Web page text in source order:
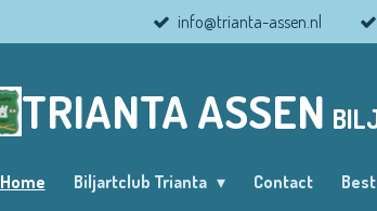
info@trianta-assen.nl
TRIANTA ASSEN
Home Biljartclub Trianta Contact